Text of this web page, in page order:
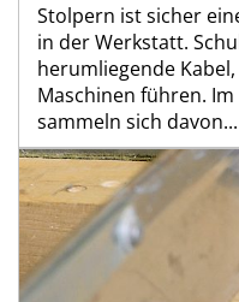
Stolpern ist sicher
in der Werkstatt.
herumliegende
Maschinen führen.
sammeln sich davon...